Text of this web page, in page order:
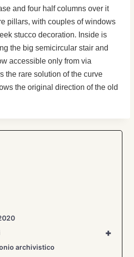
and four half columns over it
pillars, with couples of windows
stucco decoration. Inside is
the big semicircular stair and
accessible only from via
the rare solution of the curve
the original direction of the old
+
archivistico